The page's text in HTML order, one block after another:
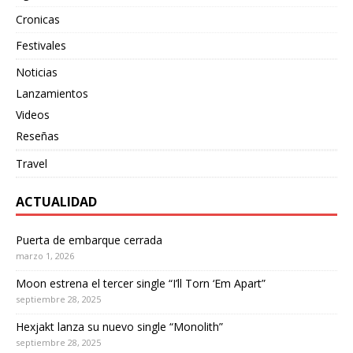
Cronicas
Festivales
Noticias
Lanzamientos
Videos
Reseñas
Travel
ACTUALIDAD
Puerta de embarque cerrada
marzo 1, 2026
Moon estrena el tercer single “I’ll Torn ‘Em Apart”
septiembre 28, 2025
Hexjakt lanza su nuevo single “Monolith”
septiembre 28, 2025